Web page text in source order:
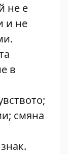
не е
и не
в
смяна